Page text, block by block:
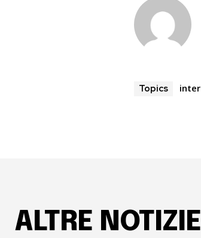
Topics inter
ALTRE NOTIZIE